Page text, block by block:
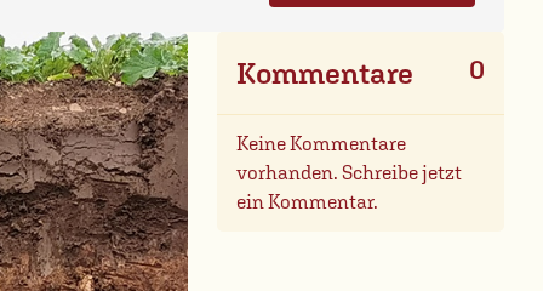
Kommentare 0
Keine Kommentare
vorhanden. Schreibe jetzt
ein Kommentar.